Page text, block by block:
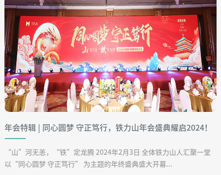
年会特辑 | 同心圆梦 守正笃行，铁力山年会盛典耀启2024！
“山”河无恙，“铁”定龙腾 2024年2月3日 全体铁力山人汇聚一堂
以“同心圆梦 守正笃行” 为主题的年终盛典盛大开幕...